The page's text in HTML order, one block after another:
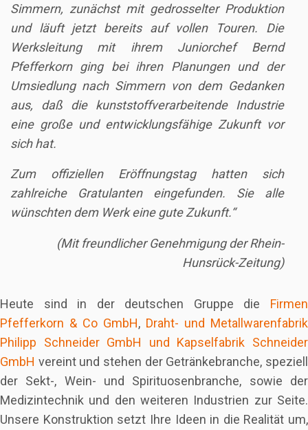
Simmern, zunächst mit gedrosselter Produktion
und läuft jetzt bereits auf vollen Touren. Die
Werksleitung mit ihrem Juniorchef Bernd
Pfefferkorn ging bei ihren Planungen und der
Umsiedlung nach Simmern von dem Gedanken
aus, daß die kunststoffverarbeitende Industrie
eine große und entwicklungsfähige Zukunft vor
sich hat.
Zum offiziellen Eröffnungstag hatten sich
zahlreiche Gratulanten eingefunden. Sie alle
wünschten dem Werk eine gute Zukunft.“
(Mit freundlicher Genehmigung der Rhein-
Hunsrück-Zeitung)
Heute sind in der deutschen Gruppe die Firmen
Pfefferkorn & Co GmbH, Draht- und Metallwarenfabrik
Philipp Schneider GmbH und Kapselfabrik Schneider
GmbH vereint und stehen der Getränkebranche, speziell
der Sekt-, Wein- und Spirituosenbranche, sowie der
Medizintechnik und den weiteren Industrien zur Seite.
Unsere Konstruktion setzt Ihre Ideen in die Realität um,